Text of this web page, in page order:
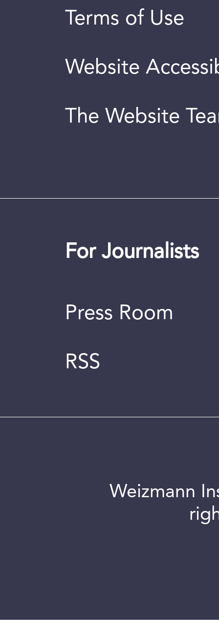
Terms of Use
Website
The Website
For Journalists
Press Room
RSS
Weizmann